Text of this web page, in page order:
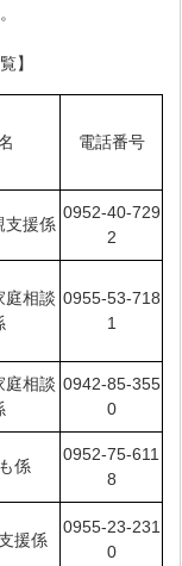
】
電話番号
支援係
0952-40-729
2
庭相談 0955-53-718
1
庭相談 0942-85-355
0
係
0952-75-611
8
援係
0955-23-231
0